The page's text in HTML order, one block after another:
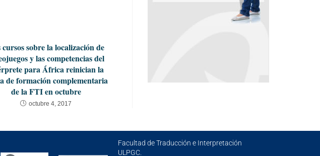
cursos sobre la localización de
y las competencias del
para África reinician la
de formación complementaria
de la FTI en octubre
octubre 4, 2017
Facultad de Traducción e Interpretación
ULPGC.